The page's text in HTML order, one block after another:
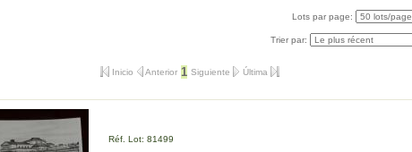
Lots par page:
Trier par:
Inicio Anterior 1 Siguiente Última
Réf. Lot: 81499